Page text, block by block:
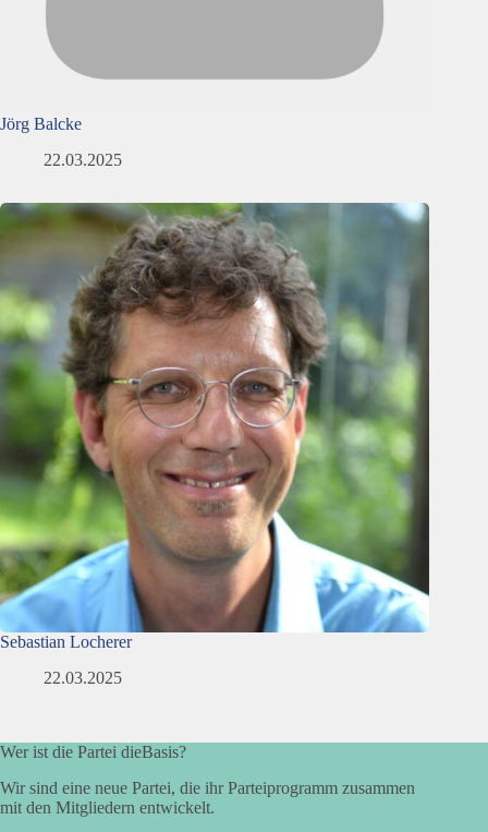
Jörg Balcke
22.03.2025
Sebastian Locherer
22.03.2025
Wer ist die Partei dieBasis?
Wir sind eine neue Partei, die ihr Parteiprogramm zusammen
mit den Mitgliedern entwickelt.